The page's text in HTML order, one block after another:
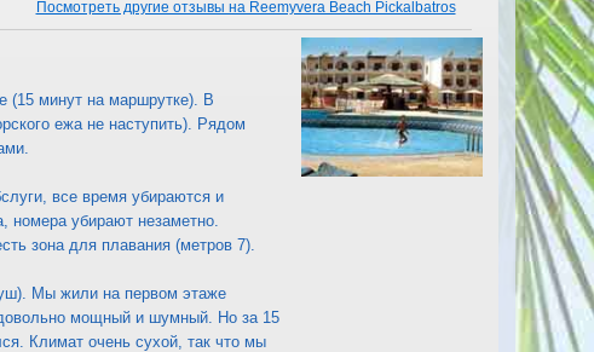
Посмотреть другие отзывы на Reemyvera Beach Pickalbatros
(15 минут на маршрутке). В
ежа не наступить). Рядом
все время убираются и
номера убирают незаметно.
зона для плавания (метров 7).
Мы жили на первом этаже
мощный и шумный. Но за 15
Климат очень сухой, так что мы